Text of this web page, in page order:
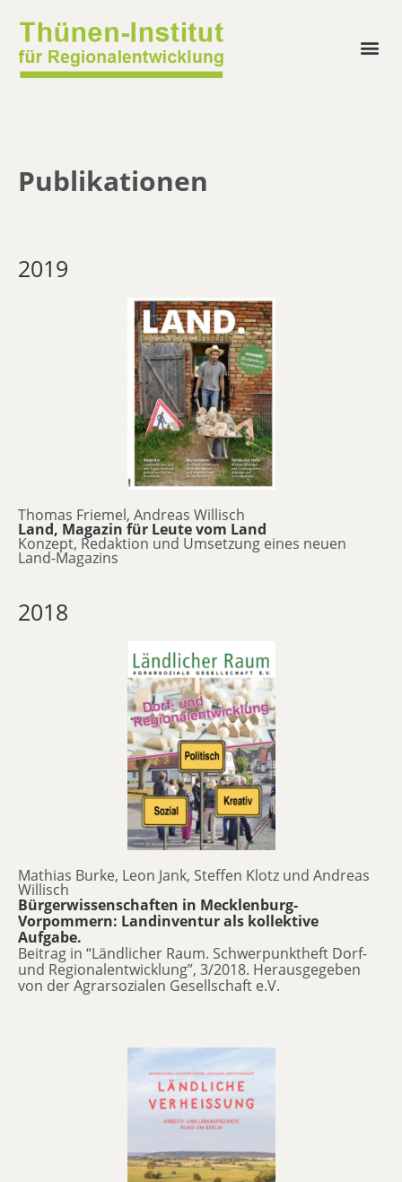
Publikationen
2019
Thomas Friemel, Andreas Willisch
Land, Magazin für Leute vom Land
Konzept, Redaktion und Umsetzung eines neuen
Land-Magazins
2018
Mathias Burke, Leon Jank, Steffen Klotz und Andreas
Willisch
Bürgerwissenschaften in Mecklenburg-
Vorpommern: Landinventur als kollektive
Aufgabe.
Beitrag in “Ländlicher Raum. Schwerpunktheft Dorf-
und Regionalentwicklung”, 3/2018. Herausgegeben
von der Agrarsozialen Gesellschaft e.V.